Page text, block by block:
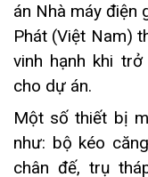
án Nhà máy điện
Phát (Việt Nam)
vinh hạnh khi
cho dự án.
Một số thiết bị
như: bộ kéo
chân đế, trụ